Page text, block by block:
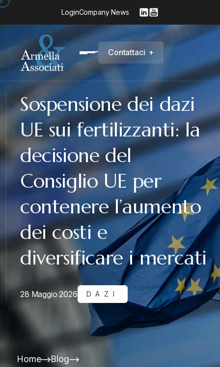
LoginCompany News
Contattaci +
Sospensione dei dazi
UE sui fertilizzanti: la
decisione del
Consiglio UE per
contenere l’aumento
dei costi e
diversificare i mercati
28 Maggio 2026 DAZI
Home
Blog